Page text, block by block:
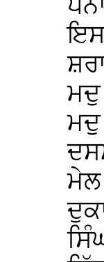
ਇਸ
ਮਦੁ
ਮਦੁ
ਮੇਲ